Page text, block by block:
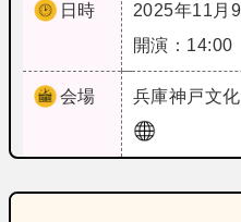
日時
2025年11月9
開演：14:00
会場 兵庫神戸文